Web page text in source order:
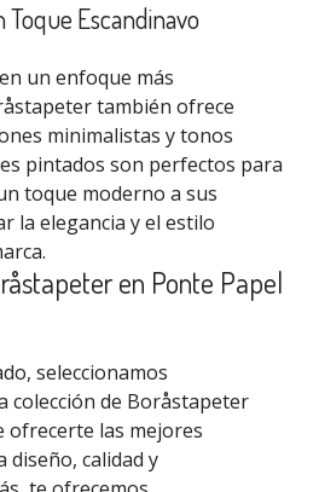
Escandinavo
un enfoque más
también ofrece
minimalistas y tonos
pintados son perfectos para
toque moderno a sus
la elegancia y el estilo
en Ponte Papel
seleccionamos
colección de Boråstapeter
ofrecerte las mejores
diseño, calidad y